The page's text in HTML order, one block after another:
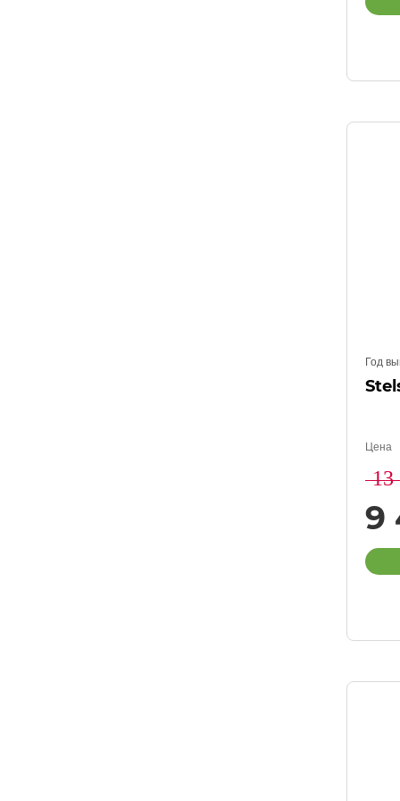
Год
Цена
9